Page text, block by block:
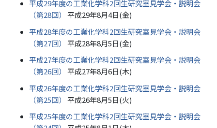
平成29年度の工業化学科2回生研究室見学会・説明会
（第28回）
平成29年8月4日(金)
平成28年度の工業化学科2回生研究室見学会・説明会
（第27回）
平成28年8月5日(金)
平成27年度の工業化学科2回生研究室見学会・説明会
（第26回）
平成27年8月6日(木)
平成26年度の工業化学科2回生研究室見学会・説明会
（第25回）
平成26年8月5日(火)
平成25年度の工業化学科2回生研究室見学会・説明会